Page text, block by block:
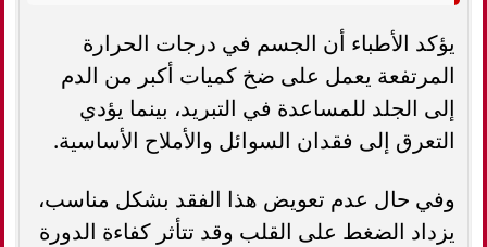
يؤكد الأطباء أن الجسم في درجات الحرارة
المرتفعة يعمل على ضخ كميات أكبر من الدم
إلى الجلد للمساعدة في التبريد، بينما يؤدي
التعرق إلى فقدان السوائل والأملاح الأساسية.
وفي حال عدم تعويض هذا الفقد بشكل مناسب،
يزداد الضغط على القلب وقد تتأثر كفاءة الدورة